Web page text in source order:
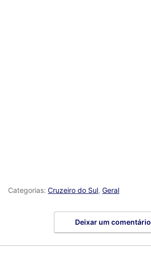
Categorias: Cruzeiro do Sul, Geral
Deixar um comentário